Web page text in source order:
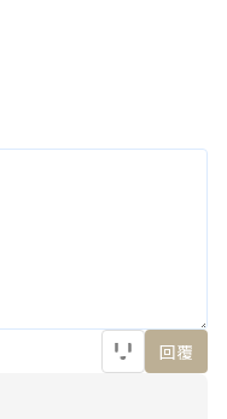
回覆